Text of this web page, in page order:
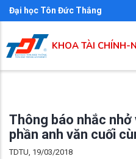
Nhảy
đến
nội
dung
Đại học Tôn Đức Thắng
KHOA TÀI CHÍNH-
Thông báo nhắc
phần anh văn cuối
TDTU, 19/03/2018